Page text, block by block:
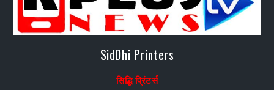
SidDhi Printers
सिद्धि प्रिंटर्स